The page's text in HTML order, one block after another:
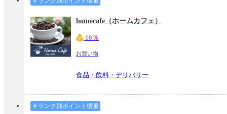
homecafe（ホームカフェ）
10％
お買い物
食品・飲料・デリバリー
＃ランク別ポイント増量